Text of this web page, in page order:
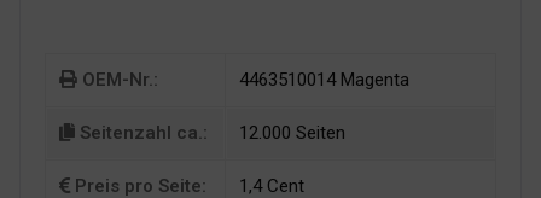
OEM-Nr.: 4463510014 Magenta
Seitenzahl ca.: 12.000 Seiten
Preis pro Seite: 1,4 Cent